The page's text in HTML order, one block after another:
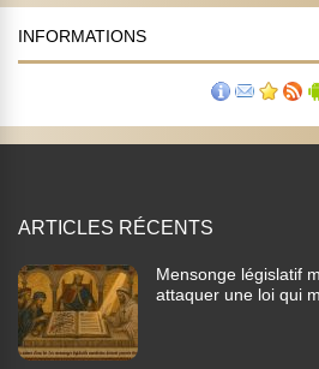
INFORMATIONS
ARTICLES RÉCENTS
Mensonge législatif
attaquer une loi qui